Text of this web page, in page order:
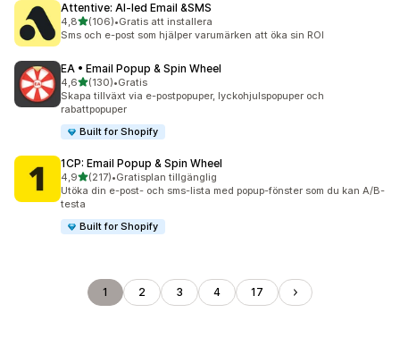
Attentive: AI‑led Email &SMS
4,8av 5 stjärnor
(106)
106 recensioner totalt
•Gratis att installera
Sms och e-post som hjälper varumärken att öka sin ROI
EA • Email Popup & Spin Wheel
4,6av 5 stjärnor
(130)
130 recensioner totalt
•Gratis
Skapa tillväxt via e-postpopuper, lyckohjulspopuper och
rabattpopuper
Built for Shopify
1CP: Email Popup & Spin Wheel
4,9av 5 stjärnor
(217)
217 recensioner totalt
•Gratisplan tillgänglig
Utöka din e-post- och sms-lista med popup-fönster som du kan A/B-
testa
Built for Shopify
1 2 3 4 17